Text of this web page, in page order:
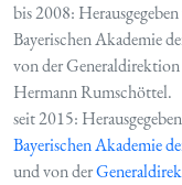
bis 2008:
Bayerischen Akademie
von der
Hermann Rumschöttel.
seit 2015:
Bayerischen Akademie
und von der